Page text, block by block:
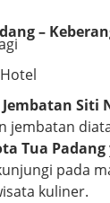
–
Jembatan Siti
jembatan
Tua Padang
pada
kuliner.